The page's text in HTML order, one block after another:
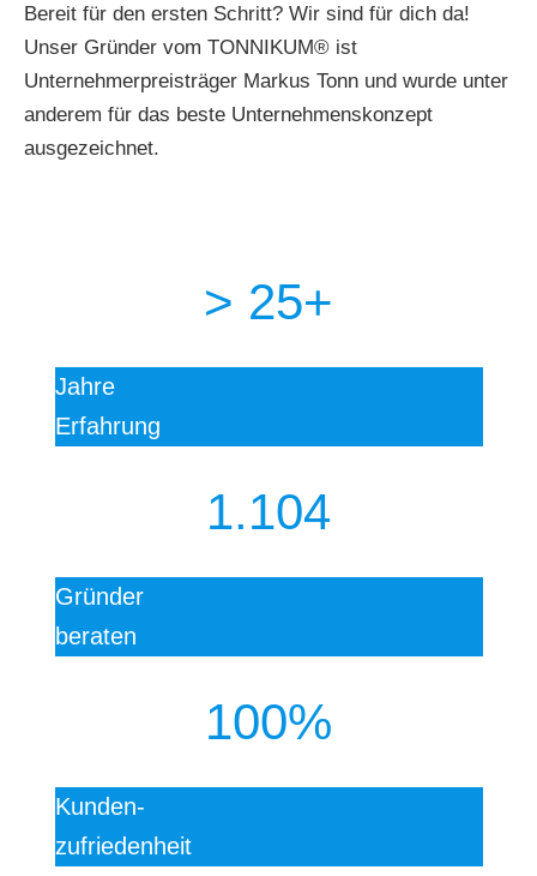
Bereit für den ersten Schritt? Wir sind für dich da!
Unser Gründer vom TONNIKUM® ist
Unternehmerpreisträger Markus Tonn und wurde unter
anderem für das beste Unternehmenskonzept
ausgezeichnet.
> 25+
Jahre
Erfahrung
1.104
Gründer
beraten
100%
Kunden-
zufriedenheit